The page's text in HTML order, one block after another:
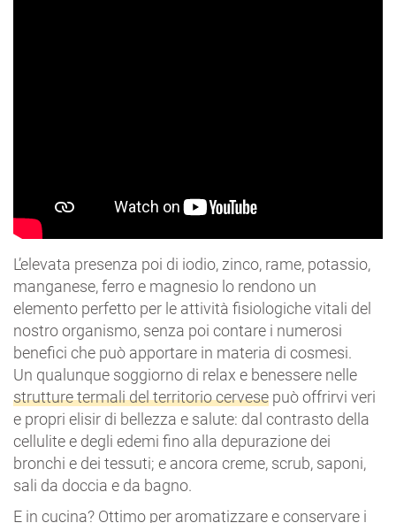
L’elevata presenza poi di iodio, zinco, rame, potassio,
manganese, ferro e magnesio lo rendono un
elemento perfetto per le attività fisiologiche vitali del
nostro organismo, senza poi contare i numerosi
benefici che può apportare in materia di cosmesi.
Un qualunque soggiorno di relax e benessere nelle
strutture termali del territorio cervese può offrirvi veri
e propri elisir di bellezza e salute: dal contrasto della
cellulite e degli edemi fino alla depurazione dei
bronchi e dei tessuti; e ancora creme, scrub, saponi,
sali da doccia e da bagno.
E in cucina? Ottimo per aromatizzare e conservare i